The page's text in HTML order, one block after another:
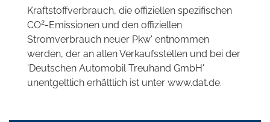
Kraftstoffverbrauch, die offiziellen spezifischen
CO2-Emissionen und den offiziellen
Stromverbrauch neuer Pkw' entnommen
werden, der an allen Verkaufsstellen und bei der
'Deutschen Automobil Treuhand GmbH'
unentgeltlich erhältlich ist unter www.dat.de.